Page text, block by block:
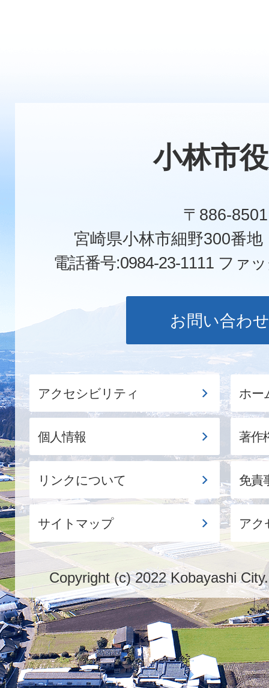
小林市
〒886-8501
宮崎県小林市細野300番
電話番号:0984-23-1111 ファ
お問い合わせ
アクセシビリティ ホー
個人情報 著作
リンクについて 免責
サイトマップ アク
Copyright (c) 2022 Kobayashi